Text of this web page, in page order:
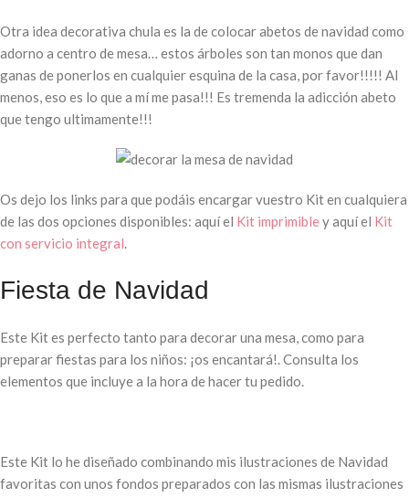
Otra idea decorativa chula es la de colocar abetos de navidad como
adorno a centro de mesa… estos árboles son tan monos que dan
ganas de ponerlos en cualquier esquina de la casa, por favor!!!!! Al
menos, eso es lo que a mí me pasa!!! Es tremenda la adicción abeto
que tengo ultimamente!!!
Os dejo los links para que podáis encargar vuestro Kit en cualquiera
de las dos opciones disponibles: aquí el Kit imprimibley aquí el Kit
con servicio integral.
Fiesta de Navidad
Este Kit es perfecto tanto para decorar una mesa, como para
preparar fiestas para los niños: ¡os encantará!. Consulta los
elementos que incluye a la hora de hacer tu pedido.
Este Kit lo he diseñado combinando mis ilustraciones de Navidad
favoritas con unos fondos preparados con las mismas ilustraciones